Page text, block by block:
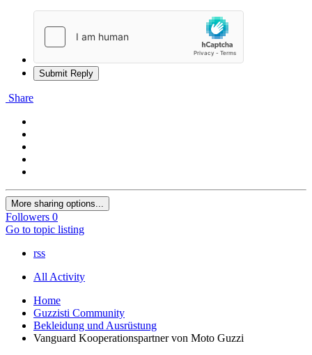
Submit Reply
Share
More sharing options...
Followers 0
Go to topic listing
rss
All Activity
Home
Guzzisti Community
Bekleidung und Ausrüstung
Vanguard Kooperationspartner von Moto Guzzi